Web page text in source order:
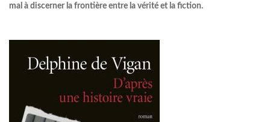
mal à discerner la frontière entre la vérité et la fiction.